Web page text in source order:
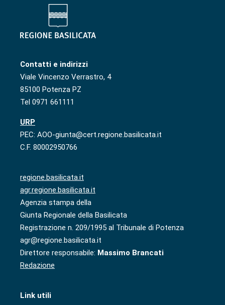
Contatti e indirizzi
Viale Vincenzo Verrastro, 4
85100 Potenza PZ
Tel 0971 661111
URP
PEC: AOO-giunta@cert.regione.basilicata.it
C.F. 80002950766
regione.basilicata.it
agr.regione.basilicata.it
Agenzia stampa della
Giunta Regionale della Basilicata
Registrazione n. 209/1995 al Tribunale di Potenza
agr@regione.basilicata.it
Direttore responsabile: Massimo Brancati
Redazione
Link utili